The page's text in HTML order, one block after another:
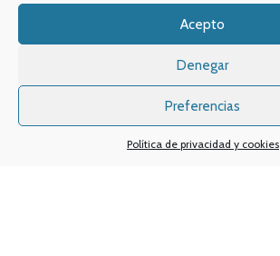
Acepto
Denegar
Preferencias
Política de privacidad y cookies